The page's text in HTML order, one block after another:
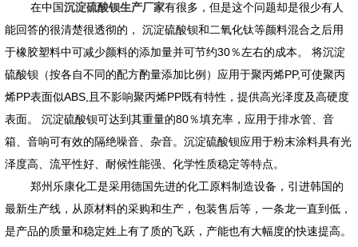
在中国沉淀硫酸钡生产厂家有很多，但是这个问题却是很少有人
能回答的很清楚很透彻的， 沉淀硫酸钡和二氧化钛等颜料混合之后用
于橡胶塑料中可减少颜料的添加量并可节约30％左右的成本。 将沉淀
硫酸钡（按各自不同的配方酌量添加比例）应用于聚丙烯PP,可使聚丙
烯PP表面似ABS,且不影响聚丙烯PP既有特性，提供高光泽度及高硬度
表面。 沉淀硫酸钡可达到其重量的80％填充率，应用于排水管、音
箱、音响可有效的隔绝噪音、杂音。沉淀硫酸钡应用于粉末涂料具有光
泽度高、流平性好、耐候性能强、化学性质稳定等特点。
郑州乐康化工是采用德国先进的化工原料制造设备，引进韩国的
最新生产线，从原材料的采购和生产，包装售后等，一条龙一直到低，
是产品的质量和稳定姓上有了质的飞跃，产能也有大幅度的快速提高。